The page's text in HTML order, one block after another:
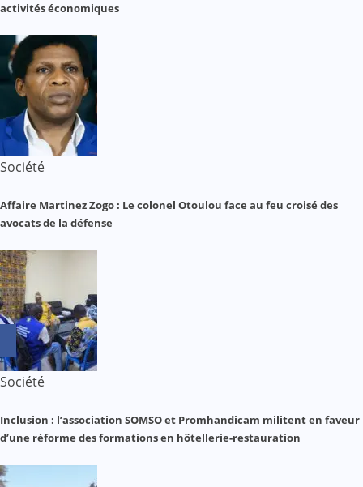
activités économiques
Société
Affaire Martinez Zogo : Le colonel Otoulou face au feu croisé des
avocats de la défense
Société
Inclusion : l’association SOMSO et Promhandicam militent en faveur
d’une réforme des formations en hôtellerie-restauration